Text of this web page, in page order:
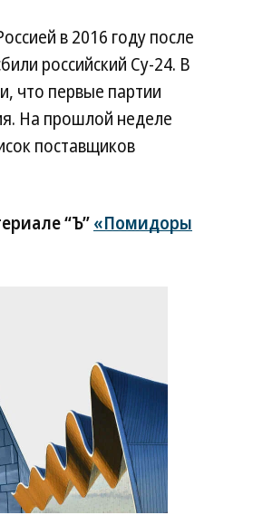
в 2016 году после
российский Су-24. В
что первые партии
На прошлой неделе
поставщиков
“Ъ”«Помидоры